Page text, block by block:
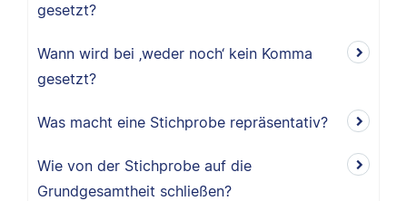
gesetzt?
Wann wird bei ‚weder noch‘ kein Komma
gesetzt?
Was macht eine Stichprobe repräsentativ?
Wie von der Stichprobe auf die
Grundgesamtheit schließen?